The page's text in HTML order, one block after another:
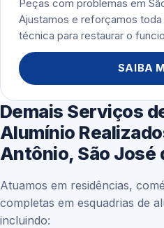
Peças com problemas em
Ajustamos e reforçamos
técnica para restaurar o
SAIBA
Demais Serviços
Alumínio
Antônio, São José
Atuamos em residências,
completas em esquadrias de
incluindo: